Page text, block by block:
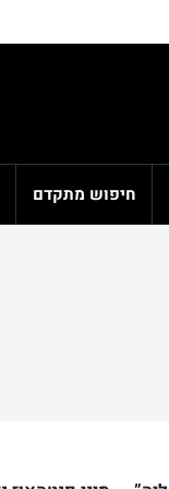
חיפוש מתקדם